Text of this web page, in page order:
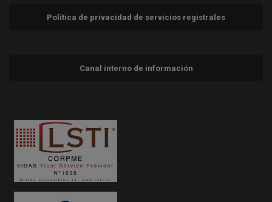
Política de privacidad de servicios registrales
Canal interno de información